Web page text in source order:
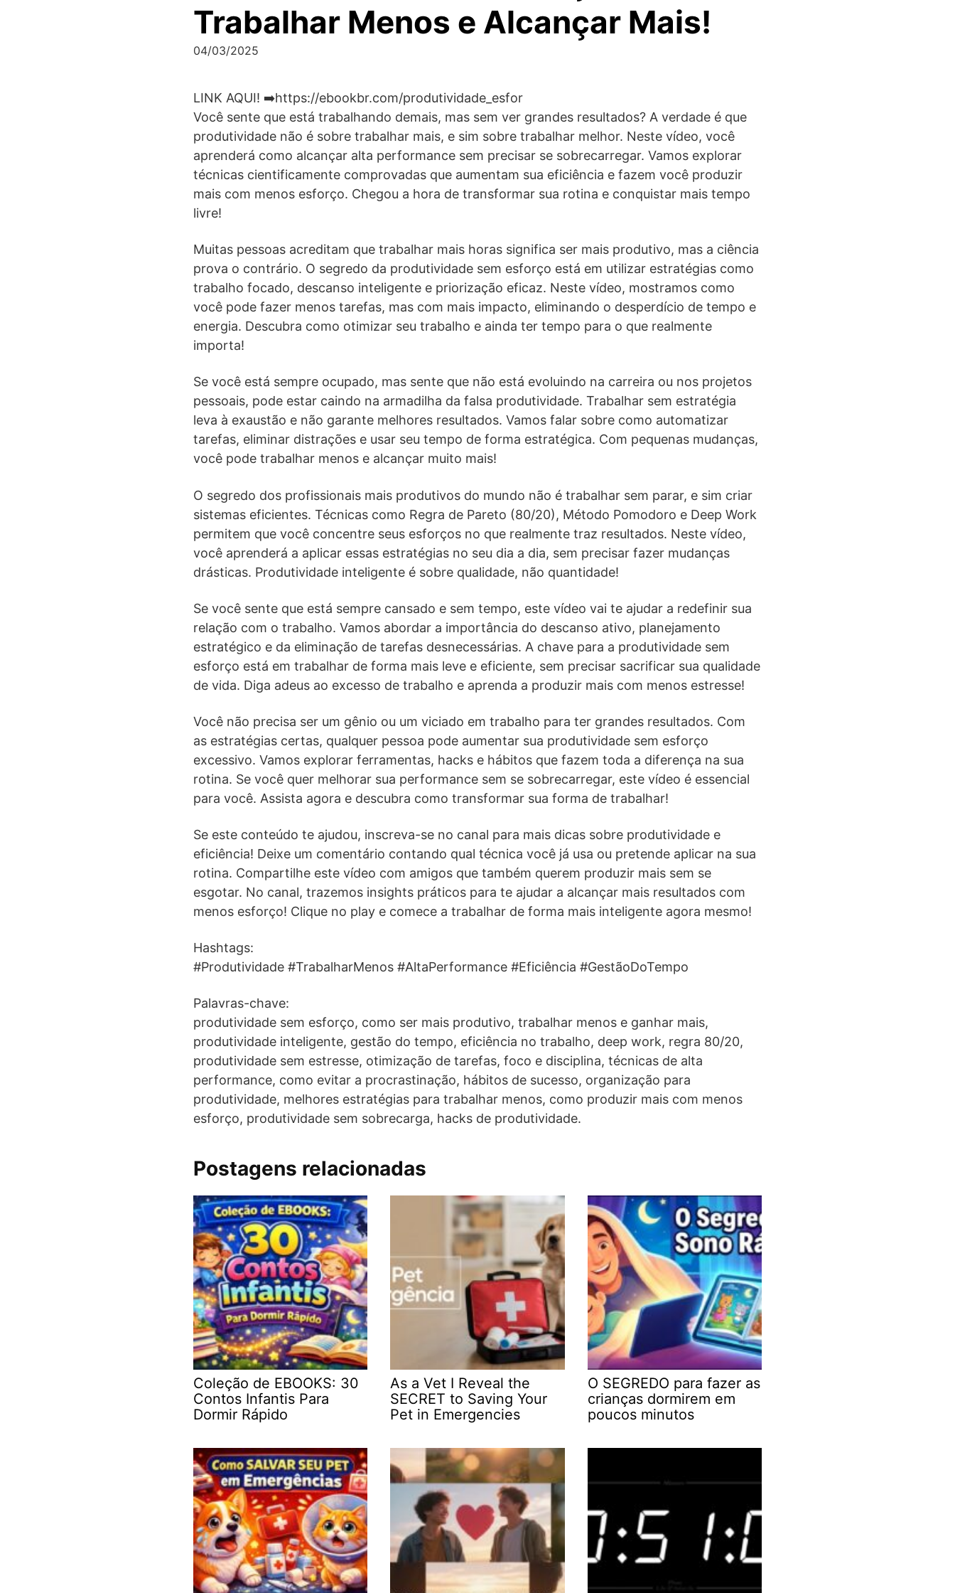
Trabalhar Menos e Alcançar Mais!
04/03/2025
LINK AQUI! ➡️https://ebookbr.com/produtividade_esfor
Você sente que está trabalhando demais, mas sem ver grandes resultados? A verdade é que
produtividade não é sobre trabalhar mais, e sim sobre trabalhar melhor. Neste vídeo, você
aprenderá como alcançar alta performance sem precisar se sobrecarregar. Vamos explorar
técnicas cientificamente comprovadas que aumentam sua eficiência e fazem você produzir
mais com menos esforço. Chegou a hora de transformar sua rotina e conquistar mais tempo
livre!
Muitas pessoas acreditam que trabalhar mais horas significa ser mais produtivo, mas a ciência
prova o contrário. O segredo da produtividade sem esforço está em utilizar estratégias como
trabalho focado, descanso inteligente e priorização eficaz. Neste vídeo, mostramos como
você pode fazer menos tarefas, mas com mais impacto, eliminando o desperdício de tempo e
energia. Descubra como otimizar seu trabalho e ainda ter tempo para o que realmente
importa!
Se você está sempre ocupado, mas sente que não está evoluindo na carreira ou nos projetos
pessoais, pode estar caindo na armadilha da falsa produtividade. Trabalhar sem estratégia
leva à exaustão e não garante melhores resultados. Vamos falar sobre como automatizar
tarefas, eliminar distrações e usar seu tempo de forma estratégica. Com pequenas mudanças,
você pode trabalhar menos e alcançar muito mais!
O segredo dos profissionais mais produtivos do mundo não é trabalhar sem parar, e sim criar
sistemas eficientes. Técnicas como Regra de Pareto (80/20), Método Pomodoro e Deep Work
permitem que você concentre seus esforços no que realmente traz resultados. Neste vídeo,
você aprenderá a aplicar essas estratégias no seu dia a dia, sem precisar fazer mudanças
drásticas. Produtividade inteligente é sobre qualidade, não quantidade!
Se você sente que está sempre cansado e sem tempo, este vídeo vai te ajudar a redefinir sua
relação com o trabalho. Vamos abordar a importância do descanso ativo, planejamento
estratégico e da eliminação de tarefas desnecessárias. A chave para a produtividade sem
esforço está em trabalhar de forma mais leve e eficiente, sem precisar sacrificar sua qualidade
de vida. Diga adeus ao excesso de trabalho e aprenda a produzir mais com menos estresse!
Você não precisa ser um gênio ou um viciado em trabalho para ter grandes resultados. Com
as estratégias certas, qualquer pessoa pode aumentar sua produtividade sem esforço
excessivo. Vamos explorar ferramentas, hacks e hábitos que fazem toda a diferença na sua
rotina. Se você quer melhorar sua performance sem se sobrecarregar, este vídeo é essencial
para você. Assista agora e descubra como transformar sua forma de trabalhar!
Se este conteúdo te ajudou, inscreva-se no canal para mais dicas sobre produtividade e
eficiência! Deixe um comentário contando qual técnica você já usa ou pretende aplicar na sua
rotina. Compartilhe este vídeo com amigos que também querem produzir mais sem se
esgotar. No canal, trazemos insights práticos para te ajudar a alcançar mais resultados com
menos esforço! Clique no play e comece a trabalhar de forma mais inteligente agora mesmo!
Hashtags:
#Produtividade #TrabalharMenos #AltaPerformance #Eficiência #GestãoDoTempo
Palavras-chave:
produtividade sem esforço, como ser mais produtivo, trabalhar menos e ganhar mais,
produtividade inteligente, gestão do tempo, eficiência no trabalho, deep work, regra 80/20,
produtividade sem estresse, otimização de tarefas, foco e disciplina, técnicas de alta
performance, como evitar a procrastinação, hábitos de sucesso, organização para
produtividade, melhores estratégias para trabalhar menos, como produzir mais com menos
esforço, produtividade sem sobrecarga, hacks de produtividade.
Postagens relacionadas
Coleção de EBOOKS: 30
Contos Infantis Para
Dormir Rápido
As a Vet I Reveal the
SECRET to Saving Your
Pet in Emergencies
O SEGREDO para fazer as
crianças dormirem em
poucos minutos